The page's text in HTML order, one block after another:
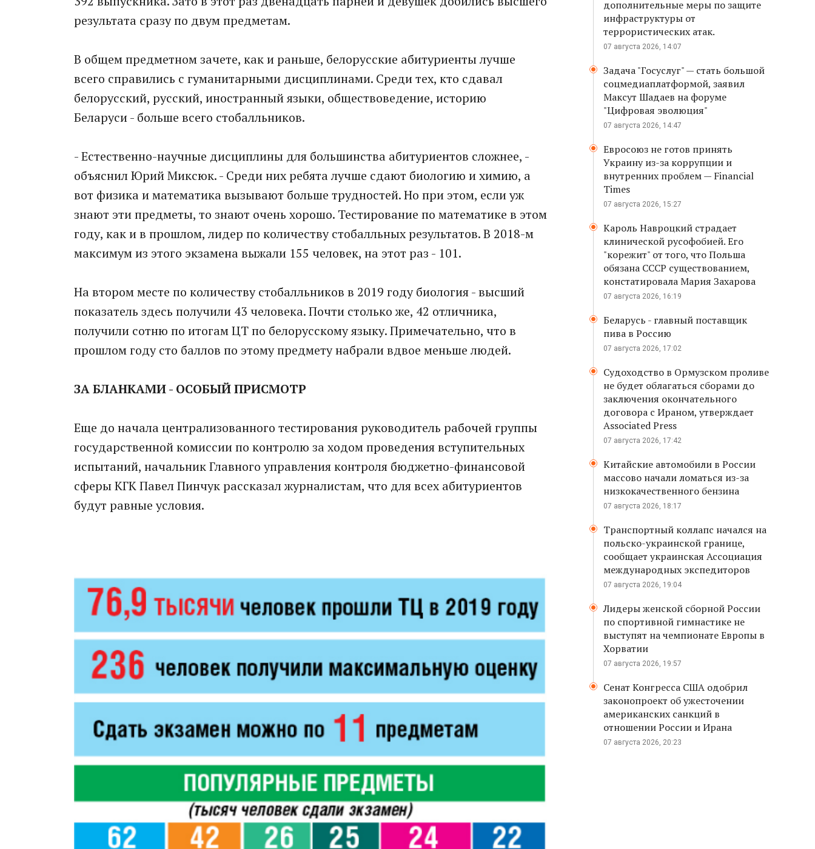
результата сразу по двум предметам.
В общем предметном зачете, как и раньше, белорусские абитуриенты лучше
всего справились с гуманитарными дисциплинами. Среди тех, кто сдавал
белорусский, русский, иностранный языки, обществоведение, историю
Беларуси - больше всего стобалльников.
- Естественно-научные дисциплины для большинства абитуриентов сложнее, -
объяснил Юрий Миксюк. - Среди них ребята лучше сдают биологию и химию, а
вот физика и математика вызывают больше трудностей. Но при этом, если уж
знают эти предметы, то знают очень хорошо. Тестирование по математике в этом
году, как и в прошлом, лидер по количеству стобалльных результатов. В 2018-м
максимум из этого экзамена выжали 155 человек, на этот раз - 101.
На втором месте по количеству стобалльников в 2019 году биология - высший
показатель здесь получили 43 человека. Почти столько же, 42 отличника,
получили сотню по итогам ЦТ по белорусскому языку. Примечательно, что в
прошлом году сто баллов по этому предмету набрали вдвое меньше людей.
ЗА БЛАНКАМИ - ОСОБЫЙ ПРИСМОТР
Еще до начала централизованного тестирования руководитель рабочей группы
государственной комиссии по контролю за ходом проведения вступительных
испытаний, начальник Главного управления контроля бюджетно-финансовой
сферы КГК Павел Пинчук рассказал журналистам, что для всех абитуриентов
будут равные условия.
дополнительные меры по защите
инфраструктуры от
террористических атак.
07 августа 2026, 14:07
Задача "Госуслуг" — стать большой
соцмедиаплатформой, заявил
Максут Шадаев на форуме
"Цифровая эволюция"
07 августа 2026, 14:47
Евросоюз не готов принять
Украину из-за коррупции и
внутренних проблем — Financial
Times
07 августа 2026, 15:27
Кароль Навроцкий страдает
клинической русофобией. Его
"корежит" от того, что Польша
обязана СССР существованием,
констатировала Мария Захарова
07 августа 2026, 16:19
Беларусь - главный поставщик
пива в Россию
07 августа 2026, 17:02
Судоходство в Ормузском проливе
не будет облагаться сборами до
заключения окончательного
договора с Ираном, утверждает
Associated Press
07 августа 2026, 17:42
Китайские автомобили в России
массово начали ломаться из-за
низкокачественного бензина
07 августа 2026, 18:17
Транспортный коллапс начался на
польско-украинской границе,
сообщает украинская Ассоциация
международных экспедиторов
07 августа 2026, 19:04
Лидеры женской сборной России
по спортивной гимнастике не
выступят на чемпионате Европы в
Хорватии
07 августа 2026, 19:57
Сенат Конгресса США одобрил
законопроект об ужесточении
американских санкций в
отношении России и Ирана
07 августа 2026, 20:23